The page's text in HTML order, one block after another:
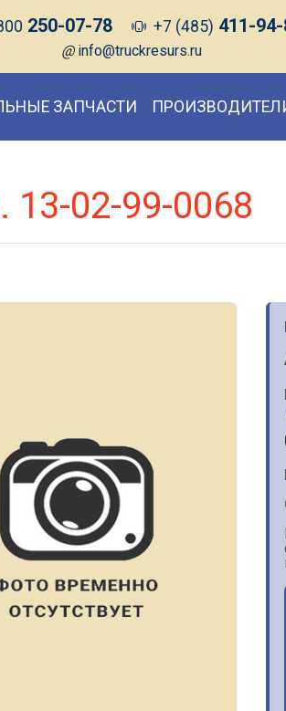
250-07-78 +7 (485) 411-
@ info@truckresurs.ru
ЗАПЧАСТИ
13-02-99-0068